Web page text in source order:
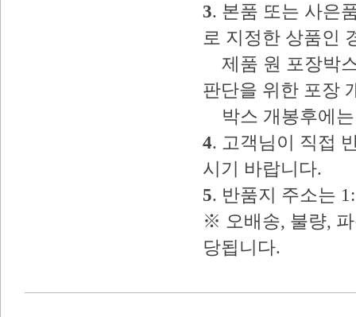
3. 본품 또는 사은
로 지정한 상품인
제품 원 포장박
판단을 위한 포장
박스 개봉후에는
4. 고객님이 직접
시기 바랍니다.
5. 반품지 주소는
※ 오배송, 불량,
당됩니다.